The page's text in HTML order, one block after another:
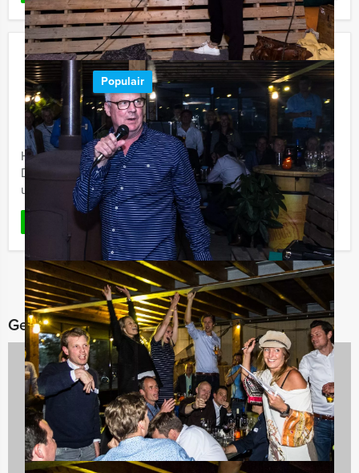
Wie is de Rat in Delft
Populair
Vanaf€ 22,50 p.p. excl. BTW
Vanaf 12 personen ‐ 3 uur en 30 minuten
Holland Tour Guides bouwt tijdens de Wie is de Rat in
Delft van uw groep een hecht team en laat u allerlei
uitdagende opdrachten doen.
Favoriet
Gerelateerde categorieën
Quizzes